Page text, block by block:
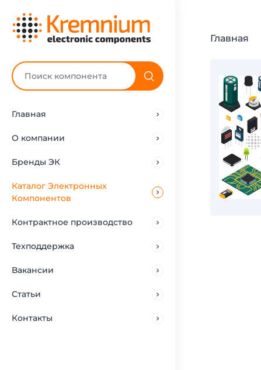
Главная
О компании
Бренды ЭК
Каталог Электронных
Компонентов
Контрактное производство
Техподдержка
Вакансии
Статьи
Контакты
Главная